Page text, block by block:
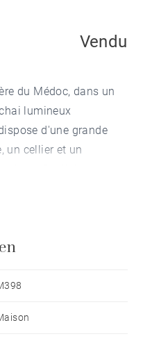
Vendu
du Médoc, dans un
lumineux
d'une grande
un cellier et un
une salle de bains,
Sur l'aile de gauche se
sol de 150 m² à
ce bien